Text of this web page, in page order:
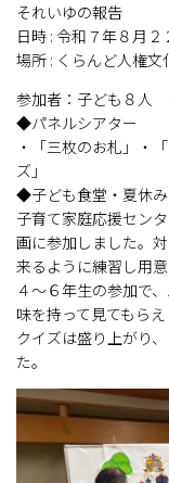
それいゆの報告
日時 : 令和７年８月２
場所 : くらんど人権文
参加者：子ども８人
◆パネルシアター
・「三枚のお札」・
ズ」
◆子ども食堂・夏休
子育て家庭応援セン
画に参加しました。
来るように練習し用意
４～６年生の参加で
味を持って見てもらえ
クイズは盛り上がり
た。